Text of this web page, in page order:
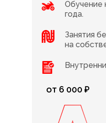
Обучение
года.
Занятия
на
от 6 000 ₽